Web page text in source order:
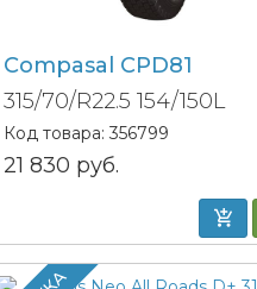
Compasal CPD81
315/70/R22.5 154/150L
Код товара: 356799
21 830 руб.